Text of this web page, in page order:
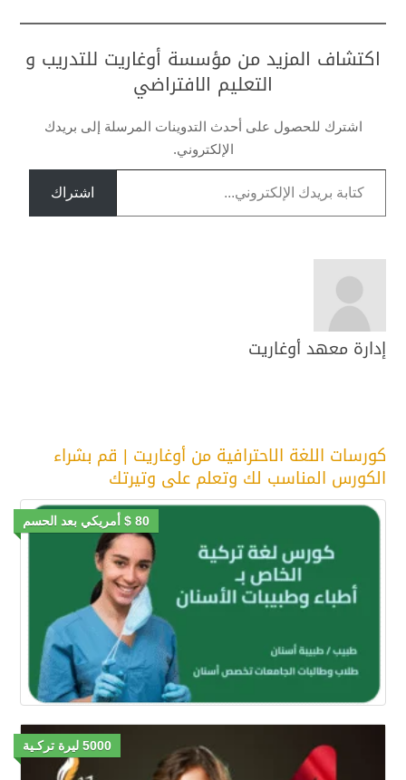
اكتشاف المزيد من مؤسسة أوغاريت للتدريب و
التعليم الافتراضي
اشترك للحصول على أحدث التدوينات المرسلة إلى بريدك
الإلكتروني.
كتابة بريدك الإلكتروني...
اشتراك
إدارة معهد أوغاريت
كورسات اللغة الاحترافية من أوغاريت | قم بشراء
الكورس المناسب لك وتعلم على وتيرتك
80 $ أمريكي بعد الحسم
5000 ليرة تركـية